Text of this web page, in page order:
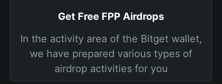
Get Free FPP Airdrops
In the activity area of the Bitget wallet,
we have prepared various types of
airdrop activities for you